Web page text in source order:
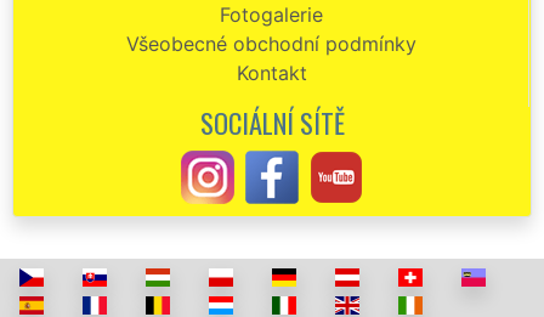
Fotogalerie
Všeobecné obchodní podmínky
Kontakt
SOCIÁLNÍ SÍTĚ